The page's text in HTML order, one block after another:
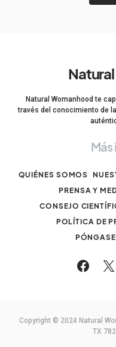
Natural Womanhood te
través del conocimiento de
QUIÉNES SOMOS
PRENSA Y
CONSEJO
POLÍTICA DE
Copyright © 2024 Natural
TX